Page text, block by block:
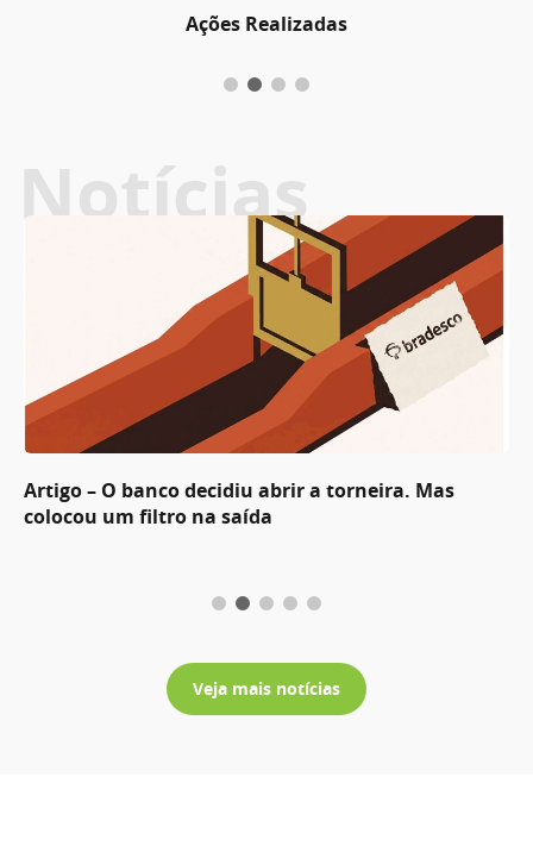
Ações Realizadas
Notícias
Artigo – O banco decidiu abrir a torneira. Mas
colocou um filtro na saída
Veja mais notícias